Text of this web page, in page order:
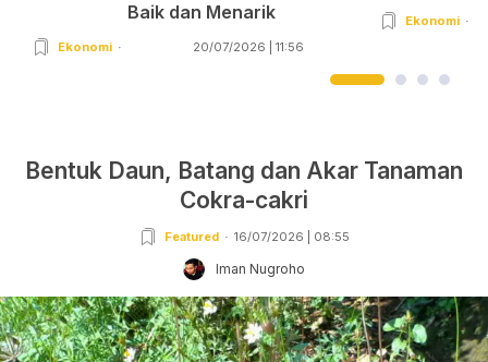
Baik dan Menarik
Ekonomi 20/07/2026 | 11:56
Ekonomi
Bentuk Daun, Batang dan Akar Tanaman
Cokra-cakri
Featured 16/07/2026 | 08:55
Iman Nugroho